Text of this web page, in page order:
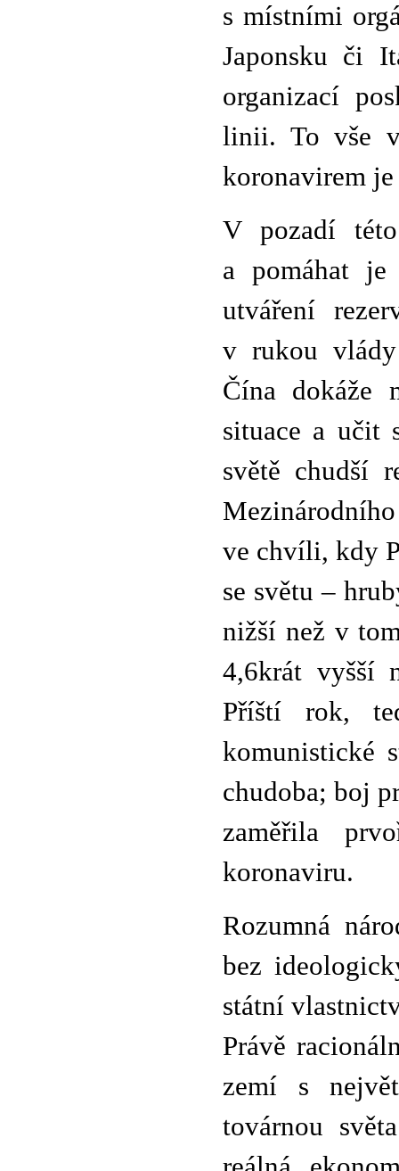
s místními
Japonsku či
organizací
linii. To vše v
koronavirem
V pozadí
a pomáhat je
utváření
v rukou vlády
Čína dokáže
situace a učit
světě chudší
ve chvíli, kdy
se světu –
nižší než v
4,6krát vyšší
Příští rok,
komunistické
chudoba; boj
zaměřila
koronaviru.
Rozumná
bez
státní
Právě
zemí s
továrnou